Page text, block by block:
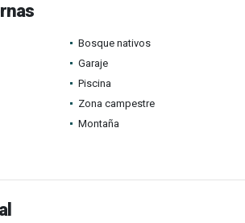
Bosque nativos
Garaje
Piscina
Zona campestre
Montaña